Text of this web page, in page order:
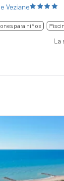
Veziane
para niños
La